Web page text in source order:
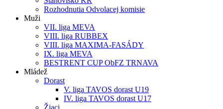
Rozhodnutia Odvolacej komisie
Muži
VII. liga MEVA
VIII. liga RUBBEX
VIII. liga MAXIMA-FASÁDY
IX. liga MEVA
BESTRENT CUP ObFZ TRNAVA
Mládež
Dorast
V. liga TAVOS dorast U19
IV. liga TAVOS dorast U17